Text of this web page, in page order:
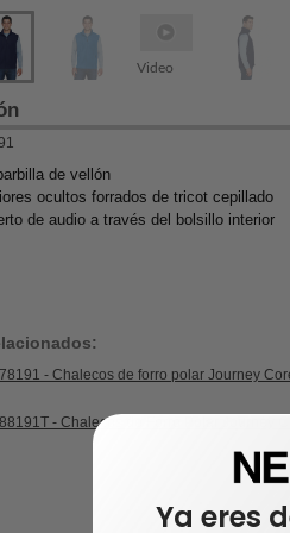
Video
de vellón
ocultos forrados de tricot cepillado
de audio a través del bolsillo interior
- Chalecos de forro polar Journey
- Chalecos de Forro Polar Journey
Ya eres